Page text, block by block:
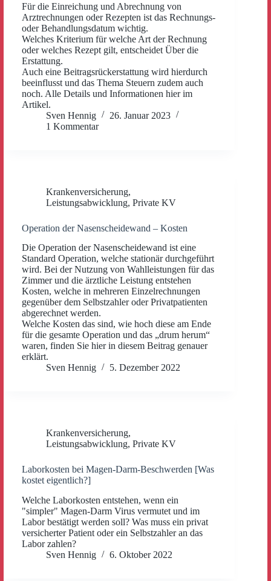
Für die Einreichung und Abrechnung von
Arztrechnungen oder Rezepten ist das Rechnungs-
oder Behandlungsdatum wichtig.
Welches Kriterium für welche Art der Rechnung
oder welches Rezept gilt, entscheidet Über die
Erstattung.
Auch eine Beitragsrückerstattung wird hierdurch
beeinflusst und das Thema Steuern zudem auch
noch. Alle Details und Informationen hier im
Artikel.
Sven Hennig
26. Januar 2023
1 Kommentar
Krankenversicherung,
Leistungsabwicklung, Private KV
Operation der Nasenscheidewand – Kosten
Die Operation der Nasenscheidewand ist eine
Standard Operation, welche stationär durchgeführt
wird. Bei der Nutzung von Wahlleistungen für das
Zimmer und die ärztliche Leistung entstehen
Kosten, welche in mehreren Einzelrechnungen
gegenüber dem Selbstzahler oder Privatpatienten
abgerechnet werden.
Welche Kosten das sind, wie hoch diese am Ende
für die gesamte Operation und das „drum herum“
waren, finden Sie hier in diesem Beitrag genauer
erklärt.
Sven Hennig
5. Dezember 2022
Krankenversicherung,
Leistungsabwicklung, Private KV
Laborkosten bei Magen-Darm-Beschwerden [Was
kostet eigentlich?]
Welche Laborkosten entstehen, wenn ein
"simpler" Magen-Darm Virus vermutet und im
Labor bestätigt werden soll? Was muss ein privat
versicherter Patient oder ein Selbstzahler an das
Labor zahlen?
Sven Hennig
6. Oktober 2022